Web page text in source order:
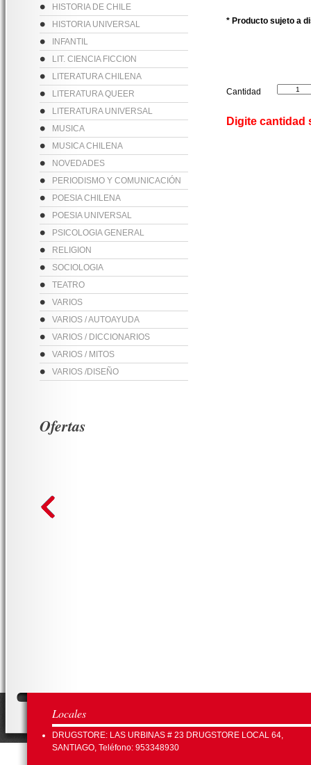
HISTORIA DE CHILE
HISTORIA UNIVERSAL
INFANTIL
LIT. CIENCIA FICCION
LITERATURA CHILENA
LITERATURA QUEER
LITERATURA UNIVERSAL
MUSICA
MUSICA CHILENA
NOVEDADES
PERIODISMO Y COMUNICACIÓN
POESIA CHILENA
POESIA UNIVERSAL
PSICOLOGIA GENERAL
RELIGION
SOCIOLOGIA
TEATRO
VARIOS
VARIOS / AUTOAYUDA
VARIOS / DICCIONARIOS
VARIOS / MITOS
VARIOS /DISEÑO
* Producto sujeto a
Cantidad
Digite
Ofertas
Locales
DRUGSTORE: LAS URBINAS # 23 DRUGSTORE LOCAL 64,
SANTIAGO, Teléfono: 953348930